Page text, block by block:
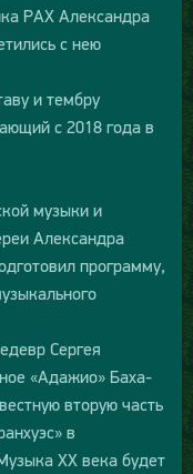
РАХ Александра
с нею
и тембру
с 2018 года в
музыки и
Александра
программу,
Сергея
«Адажио» Баха-
вторую часть
в
XX века будет